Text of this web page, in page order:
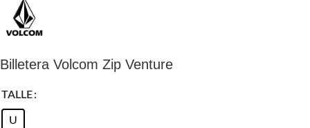
Billetera Volcom Zip Venture
TALLE
U